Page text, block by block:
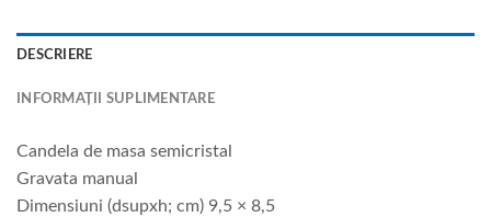
DESCRIERE
INFORMAȚII SUPLIMENTARE
Candela de masa semicristal
Gravata manual
Dimensiuni (dsupxh; cm) 9,5 × 8,5